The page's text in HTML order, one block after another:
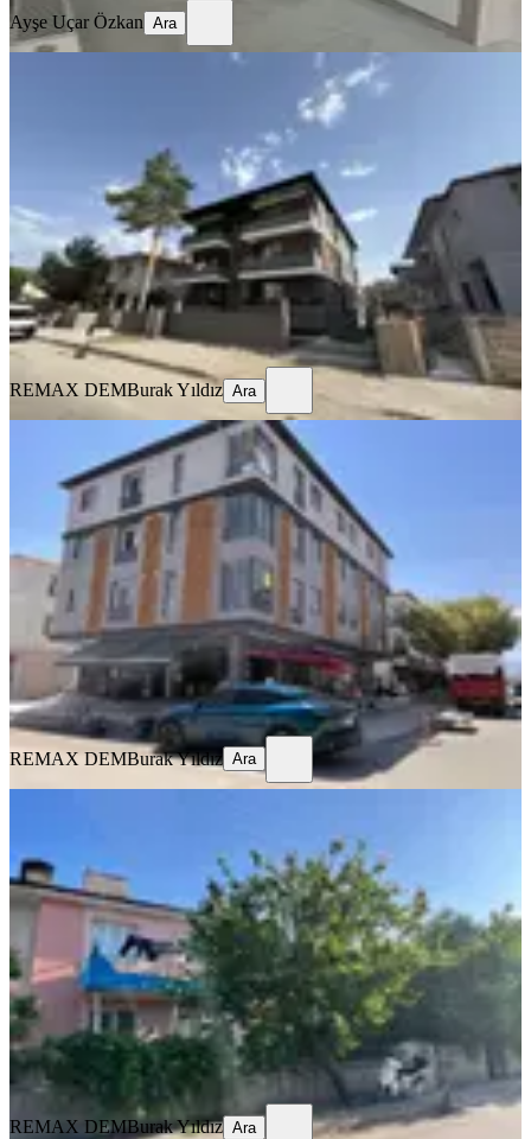
Ayşe Uçar Özkan Ara
Remax Dem'den Merkezi Konumda
Eşyalı Lüks Kiralık 1+1 Daire
Merkez, Halitpaşa Mahallesi
1+1
· 50 m²·2. Kat·31.07.2026
23.000 ₺
REMAX DEMBurak Yıldız
Ara
REMAX DEMBurak Yıldız Ara
Remax Dem'den İnönü Mah.yerden
Isıtmalı Kiralık 2+0 Lüx Daireler
Merkez, İnönü Mahallesi
2+0
70 m² 3. Kat· 29.07.2026
25.000 ₺
REMAX DEMBurak Yıldız
Ara
REMAX DEMBurak Yıldız Ara
Eşyalı Kiralık 2+1 Daire
Merkez, Kazım Karabekir Mahallesi
2+1 ·100 m² ·1. Kat ·25.07.2026
12.750 ₺
REMAX DEM Burak Yıldız
Ara
REMAX DEMBurak Yıldız Ara